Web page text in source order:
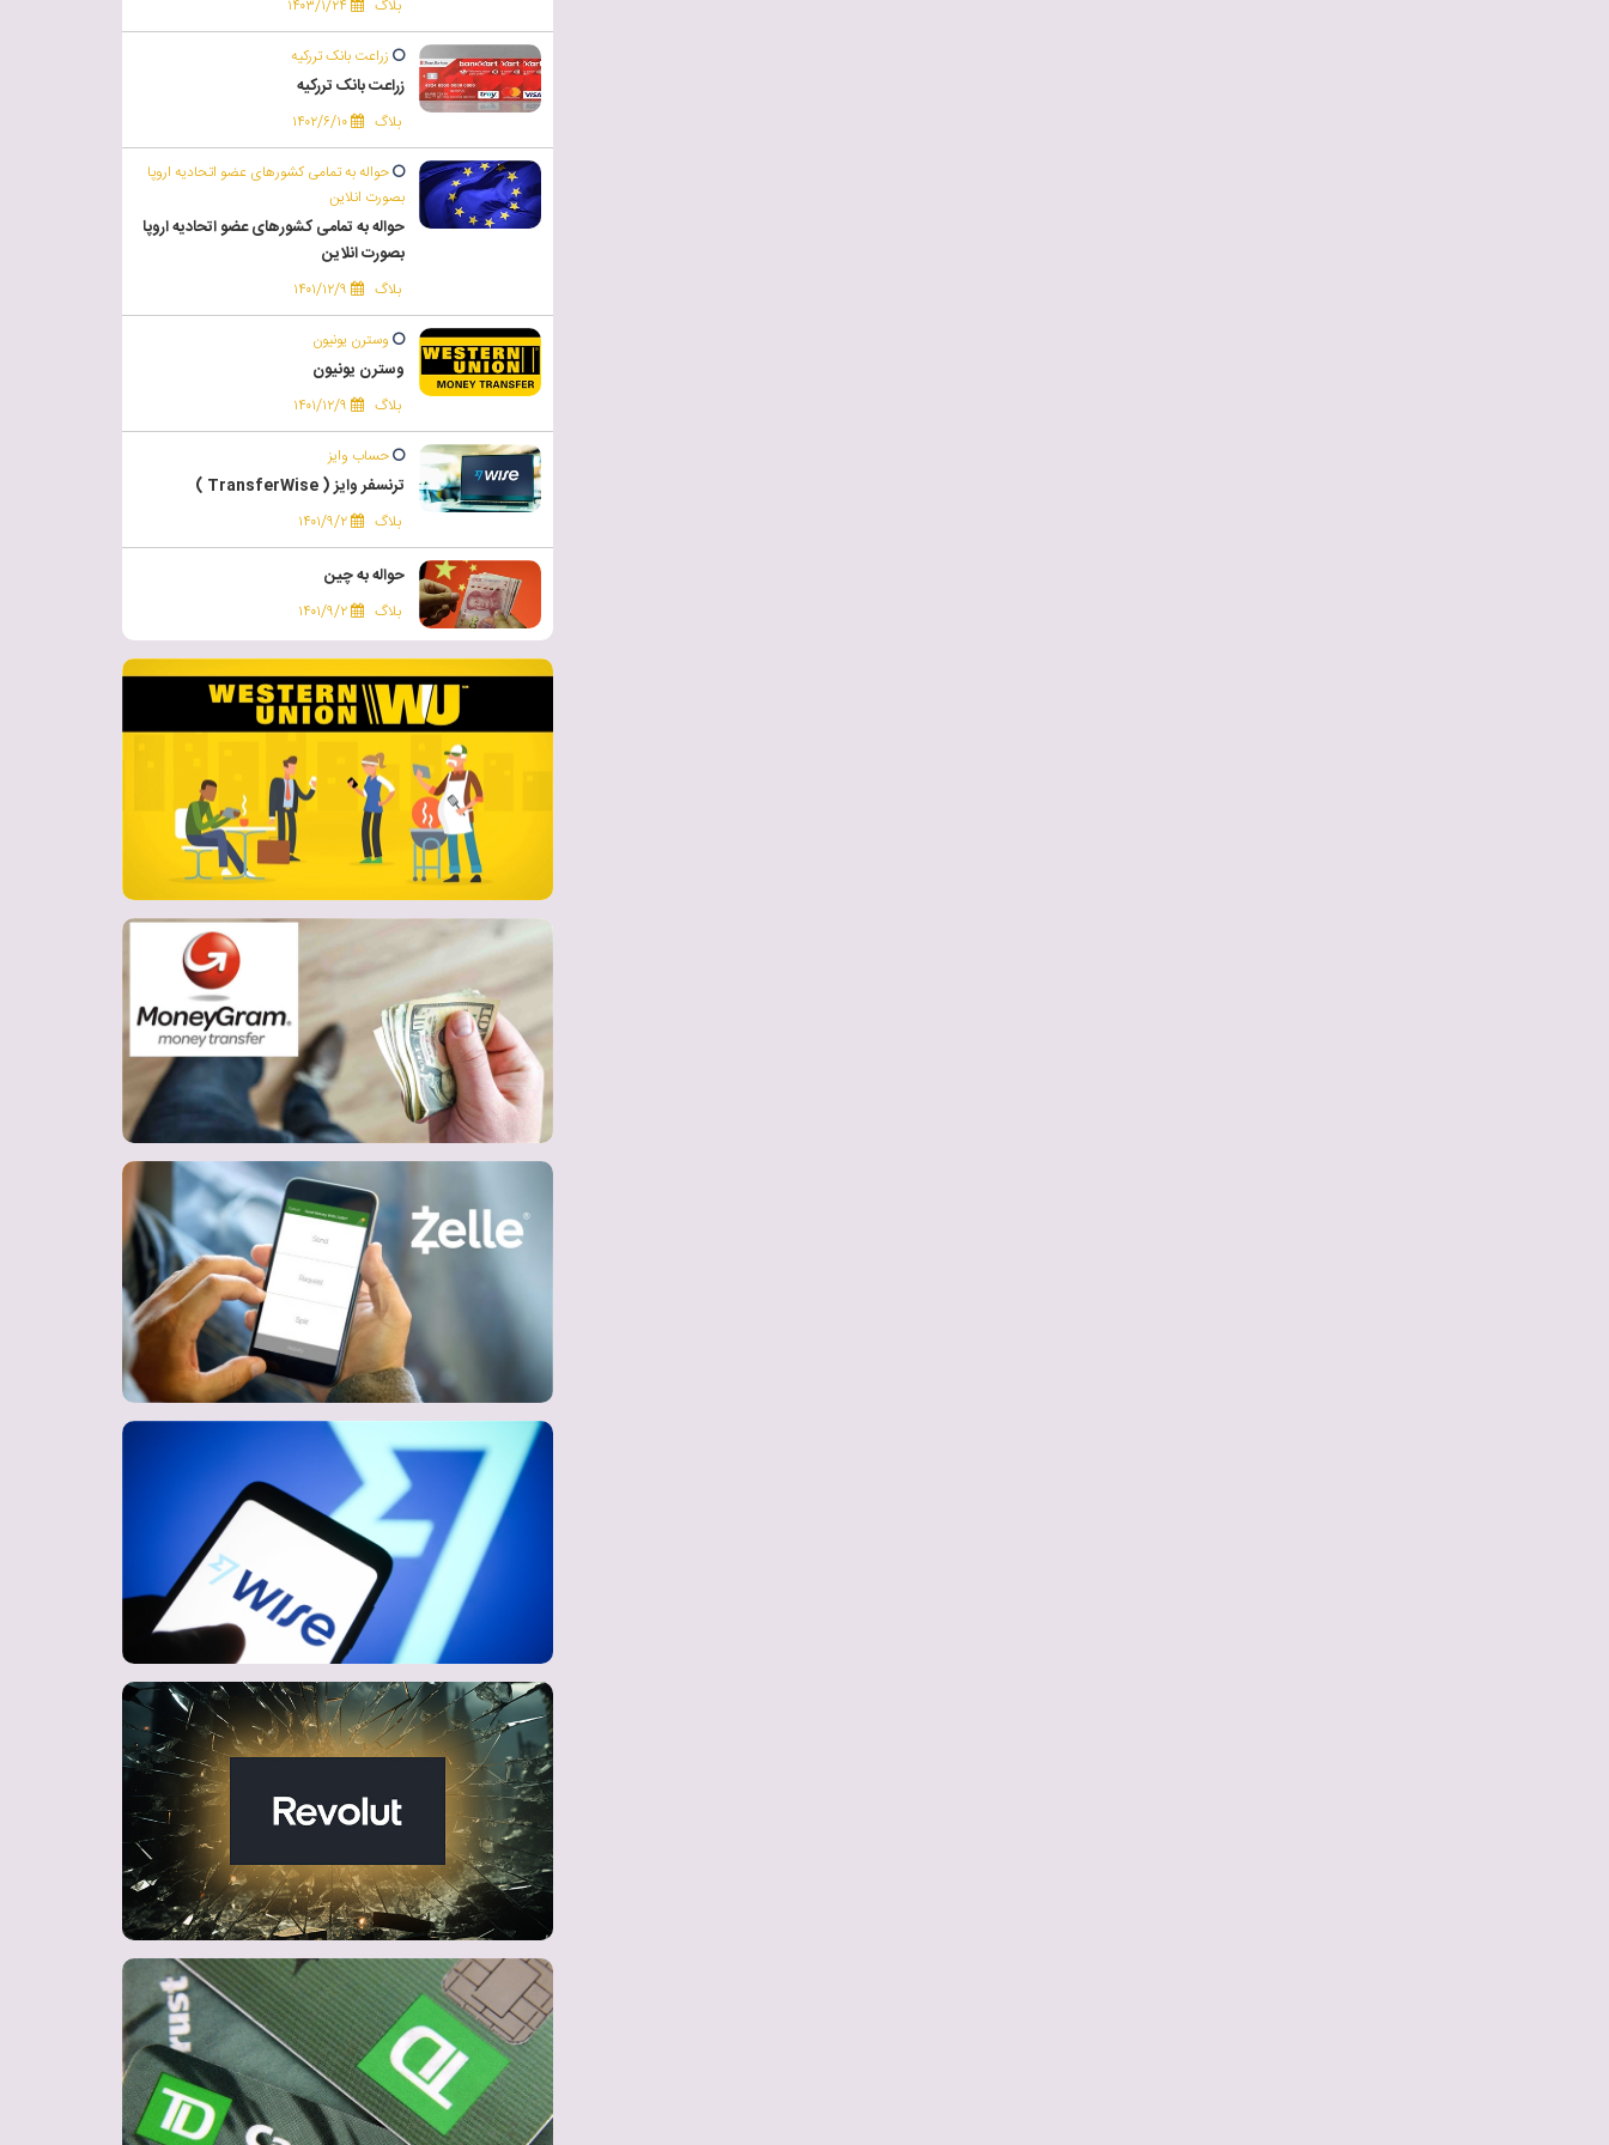
بلاگ ۱۴۰۳/۱/۲۴
زراعت بانک تررکیه
زراعت بانک تررکیه
بلاگ ۱۴۰۲/۶/۱۰
حواله به تمامی کشورهای عضو اتحادیه اروپا
بصورت انلاین
حواله به تمامی کشورهای عضو اتحادیه اروپا
بصورت انلاین
بلاگ ۱۴۰۱/۱۲/۹
وسترن یونیون
وسترن یونیون
بلاگ ۱۴۰۱/۱۲/۹
حساب وایز
ترنسفر وایز ( TransferWise )
بلاگ ۱۴۰۱/۹/۲
حواله به چین
بلاگ ۱۴۰۱/۹/۲